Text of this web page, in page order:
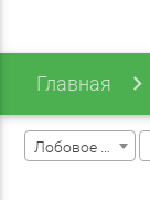
Главная